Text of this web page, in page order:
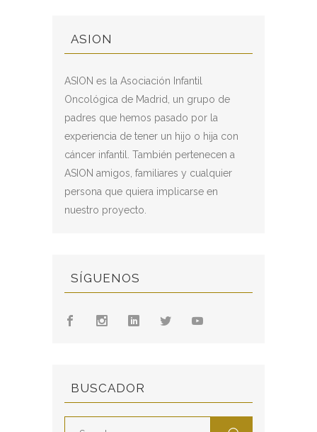
ASION
ASION es la Asociación Infantil
Oncológica de Madrid, un grupo de
padres que hemos pasado por la
experiencia de tener un hijo o hija con
cáncer infantil. También pertenecen a
ASION amigos, familiares y cualquier
persona que quiera implicarse en
nuestro proyecto.
SÍGUENOS
BUSCADOR